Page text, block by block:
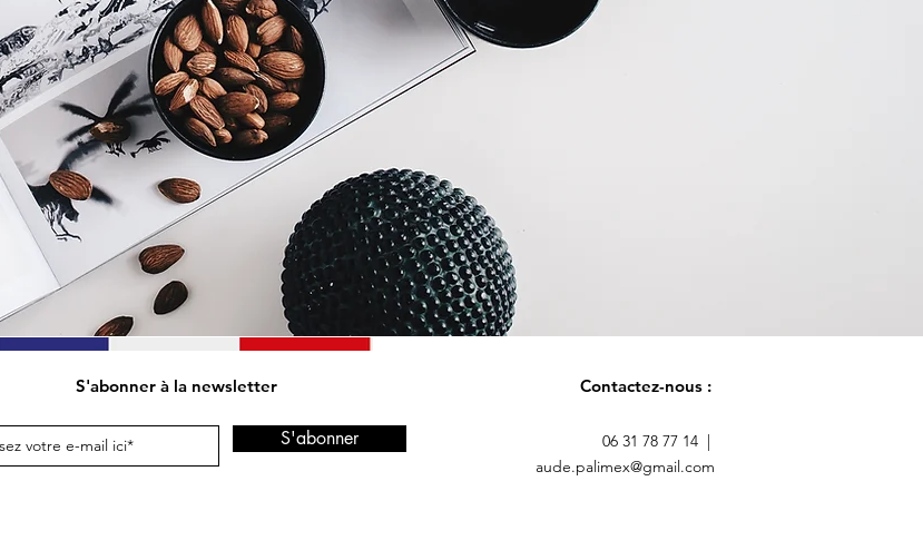
Contactez-nous :
06 31 78 77 14 |
aude.palimex@gmail.com
S'abonner à la newsletter
S'abonner